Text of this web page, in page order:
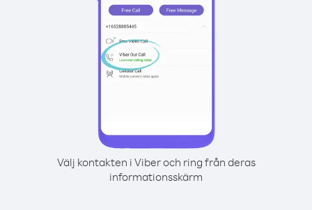
Välj kontakten i Viber och ring från deras
informationsskärm